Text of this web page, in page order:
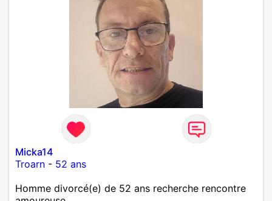
Micka14
Troarn - 52 ans
Homme divorcé(e) de 52 ans recherche rencontre